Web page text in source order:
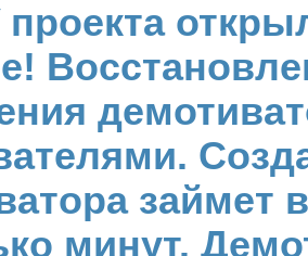
займет
минут.